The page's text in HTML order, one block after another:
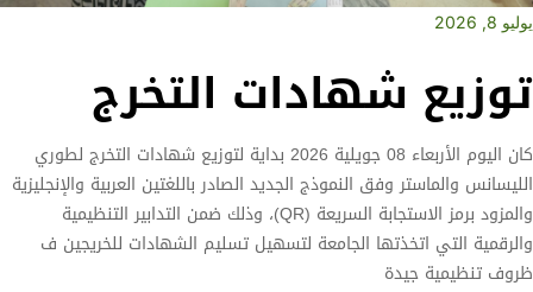
يوليو 8, 2026
توزيع شهادات التخرج
كان اليوم الأربعاء 08 جويلية 2026 بداية لتوزيع شهادات التخرج لطوري
الليسانس والماستر وفق النموذج الجديد الصادر باللغتين العربية والإنجليزية
والمزود برمز الاستجابة السريعة (QR)، وذلك ضمن التدابير التنظيمية
والرقمية التي اتخذتها الجامعة لتسهيل تسليم الشهادات للخريجين ف
ظروف تنظيمية جيدة